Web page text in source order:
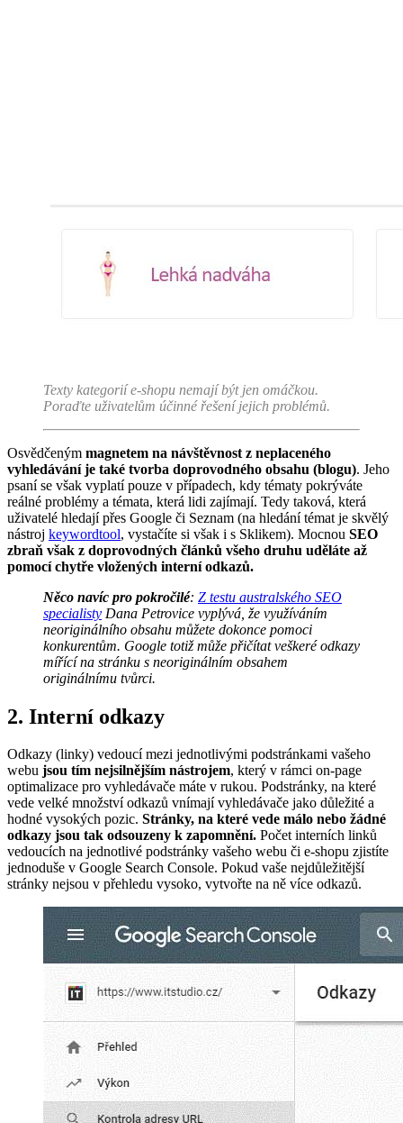
Texty kategorií e-shopu nemají být jen omáčkou.
Poraďte uživatelům účinné řešení jejich problémů.
Osvědčeným magnetem na návštěvnost z neplaceného
vyhledávání je také tvorba doprovodného obsahu (blogu). Jeho
psaní se však vyplatí pouze v případech, kdy tématy pokrýváte
reálné problémy a témata, která lidi zajímají. Tedy taková, která
uživatelé hledají přes Google či Seznam (na hledání témat je skvělý
nástroj keywordtool, vystačíte si však i s Sklikem). Mocnou SEO
zbraň však z doprovodných článků všeho druhu uděláte až
pomocí chytře vložených interní odkazů.
Něco navíc pro pokročilé: Z testu australského SEO
specialisty Dana Petrovice vyplývá, že využíváním
neoriginálního obsahu můžete dokonce pomoci
konkurentům. Google totiž může přičítat veškeré odkazy
mířící na stránku s neoriginálním obsahem
originálnímu tvůrci.
2. Interní odkazy
Odkazy (linky) vedoucí mezi jednotlivými podstránkami vašeho
webu jsou tím nejsilnějším nástrojem, který v rámci on-page
optimalizace pro vyhledávače máte v rukou. Podstránky, na které
vede velké množství odkazů vnímají vyhledávače jako důležité a
hodné vysokých pozic. Stránky, na které vede málo nebo žádné
odkazy jsou tak odsouzeny k zapomnění. Počet interních linků
vedoucích na jednotlivé podstránky vašeho webu či e-shopu zjistíte
jednoduše v Google Search Console. Pokud vaše nejdůležitější
stránky nejsou v přehledu vysoko, vytvořte na ně více odkazů.